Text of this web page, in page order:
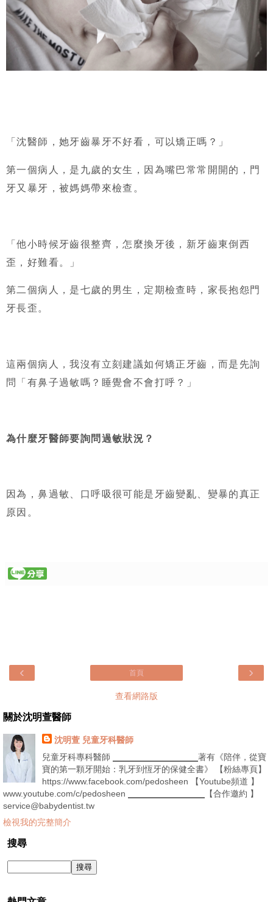
「沈醫師，她牙齒暴牙不好看，可以矯正嗎？」
第一個病人，是九歲的女生，因為嘴巴常常開開的，門
牙又暴牙，被媽媽帶來檢查。
「他小時候牙齒很整齊，怎麼換牙後，新牙齒東倒西
歪，好難看。」
第二個病人，是七歲的男生，定期檢查時，家長抱怨門
牙長歪。
這兩個病人，我沒有立刻建議如何矯正牙齒，而是先詢
問「有鼻子過敏嗎？睡覺會不會打呼？」
為什麼牙醫師要詢問過敏狀況？
因為，鼻過敏、口呼吸很可能是牙齒變亂、變暴的真正
原因。
‹ ›
首頁
查看網路版
關於沈明萱醫師
沈明萱 兒童牙科醫師
兒童牙科專科醫師 ▁▁▁▁▁▁▁▁▁▁著有《陪伴，從寶
寶的第一顆牙開始：乳牙到恆牙的保健全書》 【粉絲專頁】
https://www.facebook.com/pedosheen 【Youtube頻道 】
www.youtube.com/c/pedosheen ▁▁▁▁▁▁▁▁▁【合作邀約 】
service@babydentist.tw
檢視我的完整簡介
搜尋